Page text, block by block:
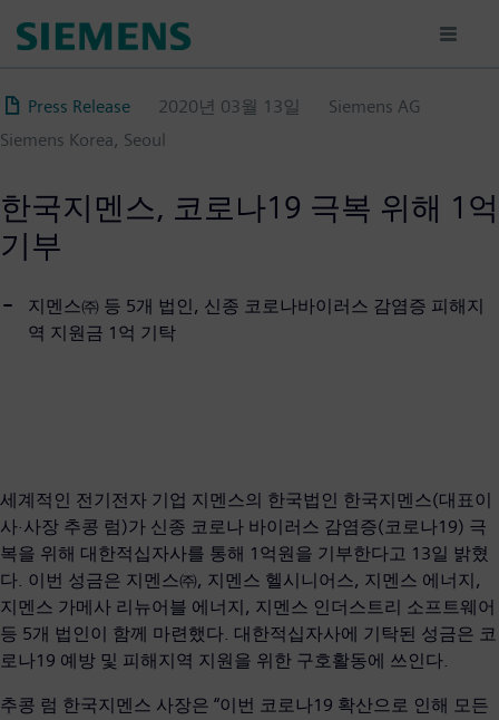
요
텐
츠
로
너
뛰
기
Press Release 2020년 03월 13일
Siemens AG
Siemens Korea, Seoul
한국지멘스, 코로나19 극복 위해 1억
기부
지멘스㈜ 등 5개 법인, 신종 코로나바이러스 감염증 피해지
역 지원금 1억 기탁
세계적인 전기전자 기업 지멘스의 한국법인 한국지멘스(대표이
사·사장 추콩 럼)가 신종 코로나 바이러스 감염증(코로나19) 극
복을 위해 대한적십자사를 통해 1억원을 기부한다고 13일 밝혔
다. 이번 성금은 지멘스㈜, 지멘스 헬시니어스, 지멘스 에너지,
지멘스 가메사 리뉴어블 에너지, 지멘스 인더스트리 소프트웨어
등 5개 법인이 함께 마련했다. 대한적십자사에 기탁된 성금은 코
로나19 예방 및 피해지역 지원을 위한 구호활동에 쓰인다.
추콩 럼 한국지멘스 사장은 “이번 코로나19 확산으로 인해 모든